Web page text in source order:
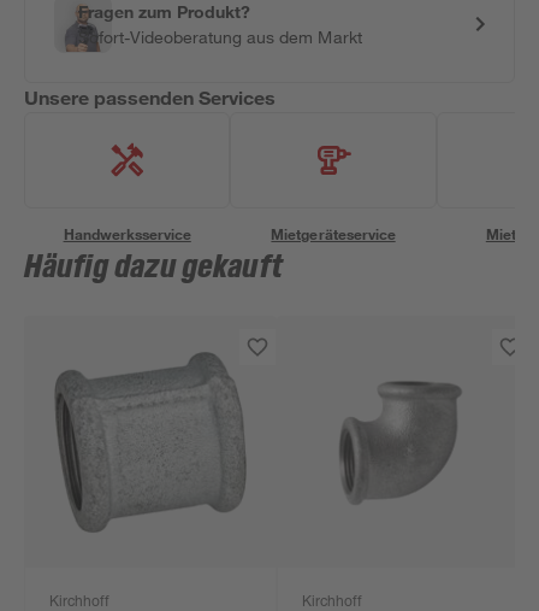
Fragen zum Produkt?
Sofort-Videoberatung aus dem Markt
Unsere passenden Services
Handwerksservice Mietgeräteservice
Häufig dazu gekauft
Kirchhoff Kirchhoff